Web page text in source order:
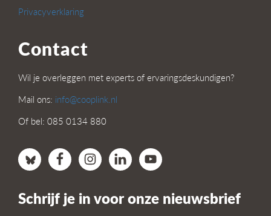
Privacyverklaring
Contact
Wil je overleggen met experts of ervaringsdeskundigen?
Mail ons: info@cooplink.nl
Of bel: 085 0134 880
Schrijf je in voor onze nieuwsbrief